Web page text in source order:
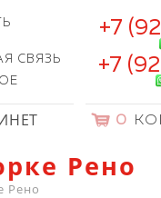
СВЯЗЬ
+7
+7
0
Рено
Рено